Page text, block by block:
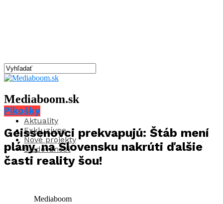
Mediaboom.sk
Aktuality
Exkluzívne
Nové projekty
Sledovanosť
Pikošky
Geissenovci prekvapujú: Štáb mení
plány, na Slovensku nakrúti ďalšie
časti reality šou!
Mediaboom